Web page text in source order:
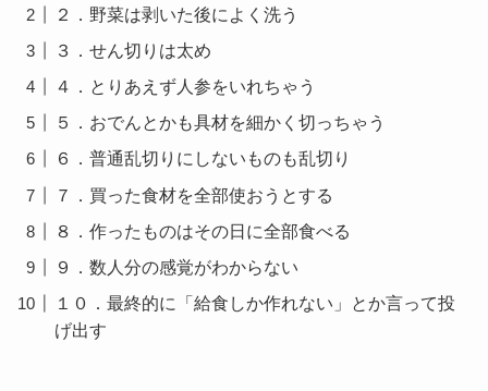
２．野菜は剥いた後によく洗う
３．せん切りは太め
４．とりあえず人参をいれちゃう
５．おでんとかも具材を細かく切っちゃう
６．普通乱切りにしないものも乱切り
７．買った食材を全部使おうとする
８．作ったものはその日に全部食べる
９．数人分の感覚がわからない
１０．最終的に「給食しか作れない」とか言って投
げ出す